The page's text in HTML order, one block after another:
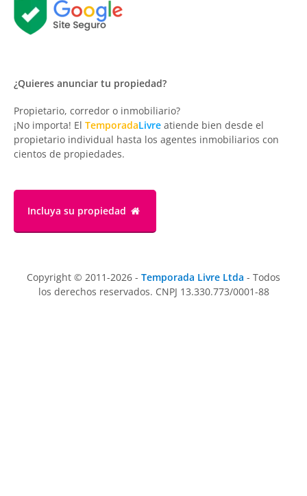
¿Quieres anunciar tu propiedad?
Propietario, corredor o inmobiliario?
¡No importa! El TemporadaLivre atiende bien desde el
propietario individual hasta los agentes inmobiliarios con
cientos de propiedades.
Incluya su propiedad
Copyright © 2011-2026 - Temporada Livre Ltda - Todos
los derechos reservados. CNPJ 13.330.773/0001-88